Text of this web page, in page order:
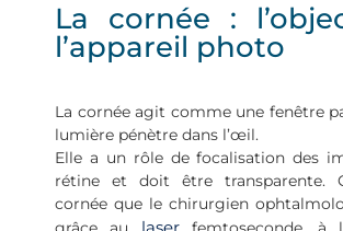
La cornée :
l’appareil photo
La cornée agit comme une fenêtre
lumière pénètre dans l’œil.
Elle a un rôle de focalisation des
rétine et doit être transparente.
cornée que le chirurgien
laser